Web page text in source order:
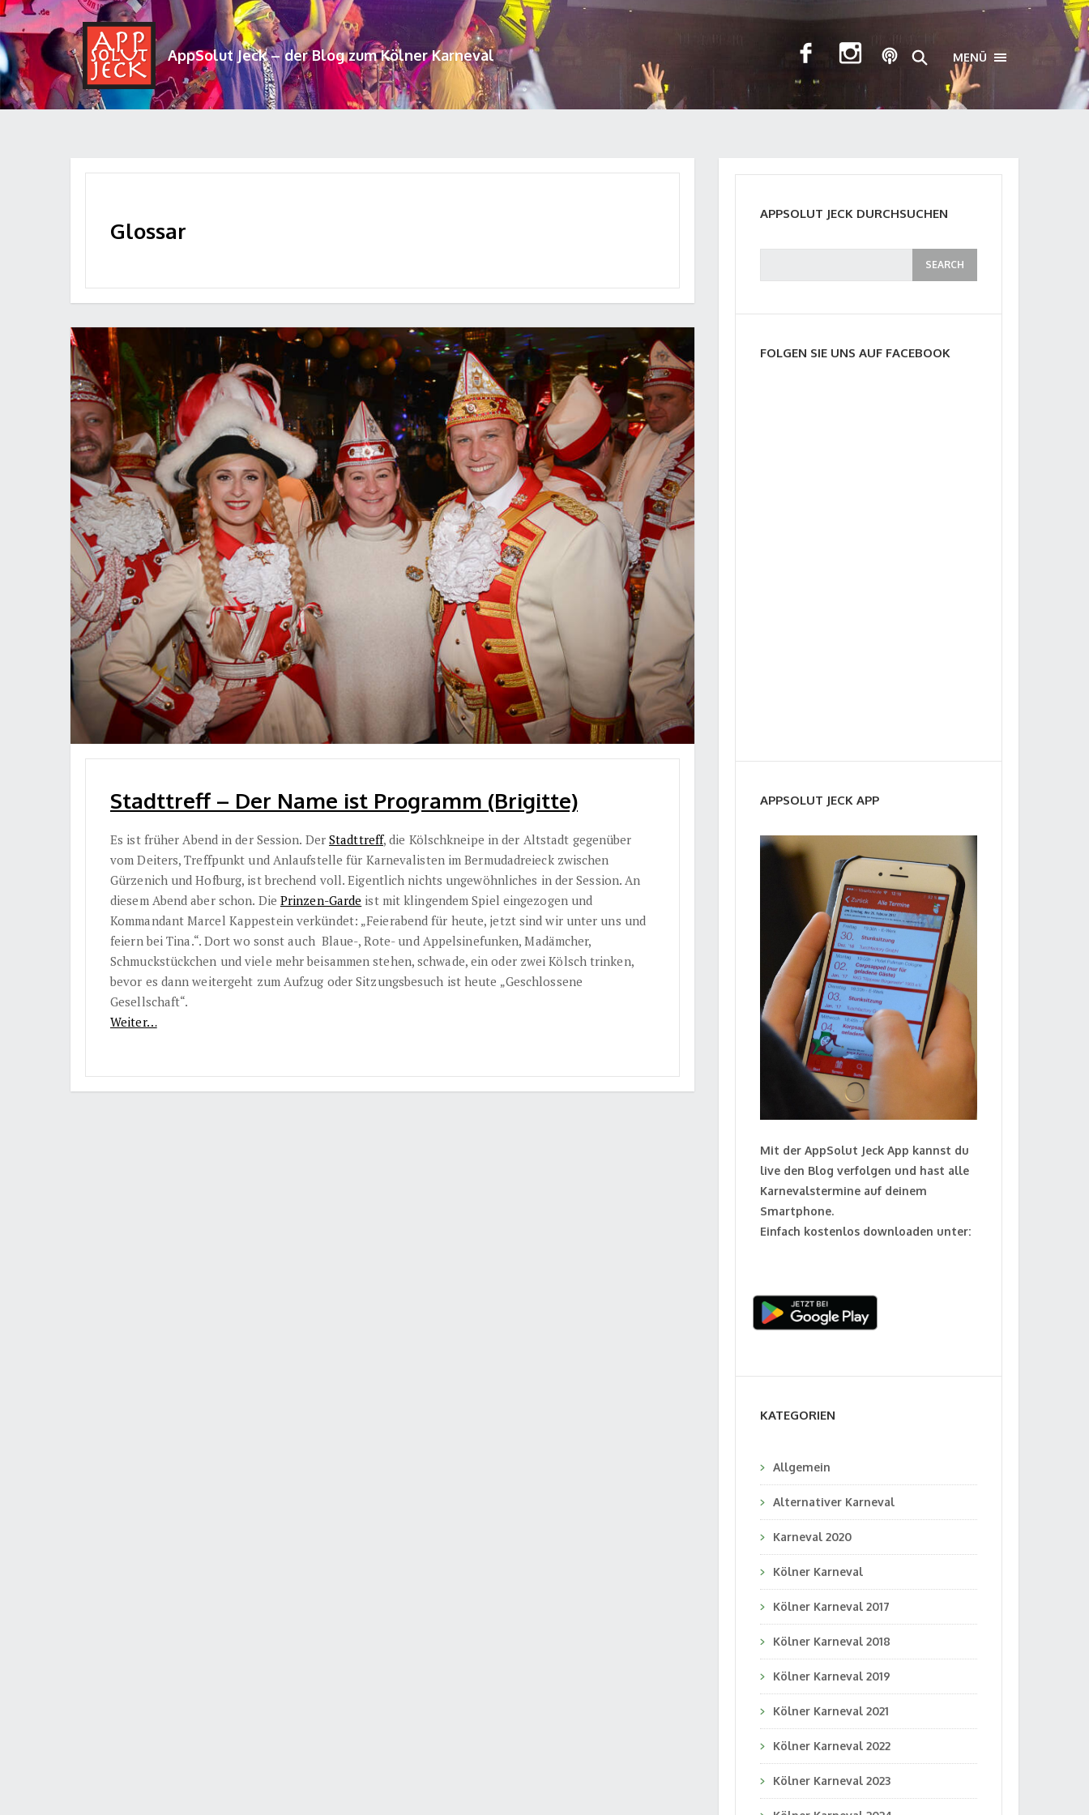
AppSolut Jeck – der Blog zum Kölner Karneval MENÜ TOGGLE
Glossar
Stadttreff – Der Name ist Programm (Brigitte)
Es ist früher Abend in der Session. Der Stadttreff, die Kölschkneipe in der Altstadt gegenüber
vom Deiters, Treffpunkt und Anlaufstelle für Karnevalisten im Bermudadreieck zwischen
Gürzenich und Hofburg, ist brechend voll. Eigentlich nichts ungewöhnliches in der Session. An
diesem Abend aber schon. Die Prinzen-Garde ist mit klingendem Spiel eingezogen und
Kommandant Marcel Kappestein verkündet: „Feierabend für heute, jetzt sind wir unter uns und
feiern bei Tina.“. Dort wo sonst auch Blaue-, Rote- und Appelsinefunken, Madämcher,
Schmuckstückchen und viele mehr beisammen stehen, schwade, ein oder zwei Kölsch trinken,
bevor es dann weitergeht zum Aufzug oder Sitzungsbesuch ist heute „Geschlossene
Gesellschaft“.
Weiter…
APPSOLUT JECK DURCHSUCHEN
FOLGEN SIE UNS AUF FACEBOOK
APPSOLUT JECK APP
Mit der AppSolut Jeck App kannst du
live den Blog verfolgen und hast alle
Karnevalstermine auf deinem
Smartphone.
Einfach kostenlos downloaden unter:
KATEGORIEN
Allgemein
Alternativer Karneval
Karneval 2020
Kölner Karneval
Kölner Karneval 2017
Kölner Karneval 2018
Kölner Karneval 2019
Kölner Karneval 2021
Kölner Karneval 2022
Kölner Karneval 2023